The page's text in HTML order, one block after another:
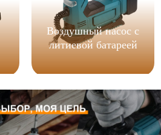
Воздушный насос с
литиевой батареей